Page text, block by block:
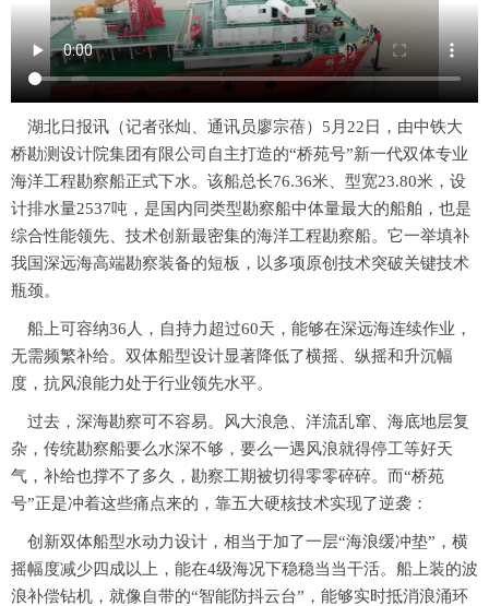
湖北日报讯（记者张灿、通讯员廖宗蓓）5月22日，由中铁大
桥勘测设计院集团有限公司自主打造的“桥苑号”新一代双体专业
海洋工程勘察船正式下水。该船总长76.36米、型宽23.80米，设
计排水量2537吨，是国内同类型勘察船中体量最大的船舶，也是
综合性能领先、技术创新最密集的海洋工程勘察船。它一举填补
我国深远海高端勘察装备的短板，以多项原创技术突破关键技术
瓶颈。
船上可容纳36人，自持力超过60天，能够在深远海连续作业，
无需频繁补给。双体船型设计显著降低了横摇、纵摇和升沉幅
度，抗风浪能力处于行业领先水平。
过去，深海勘察可不容易。风大浪急、洋流乱窜、海底地层复
杂，传统勘察船要么水深不够，要么一遇风浪就得停工等好天
气，补给也撑不了多久，勘察工期被切得零零碎碎。而“桥苑
号”正是冲着这些痛点来的，靠五大硬核技术实现了逆袭：
创新双体船型水动力设计，相当于加了一层“海浪缓冲垫”，横
摇幅度减少四成以上，能在4级海况下稳稳当当干活。船上装的波
浪补偿钻机，就像自带的“智能防抖云台”，能够实时抵消浪涌环